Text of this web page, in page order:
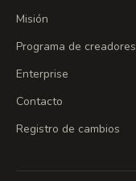
Misión
Programa de creadores
Enterprise
Contacto
Registro de cambios